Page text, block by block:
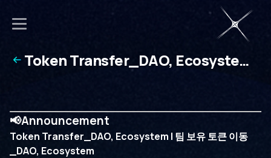
Token Transfer_DAO, Ecosystem |
팀 보유 토큰 이동_DAO, Ecosystem
📢Announcement
Token Transfer_DAO, Ecosystem | 팀 보유 토큰 이동
_DAO, Ecosystem